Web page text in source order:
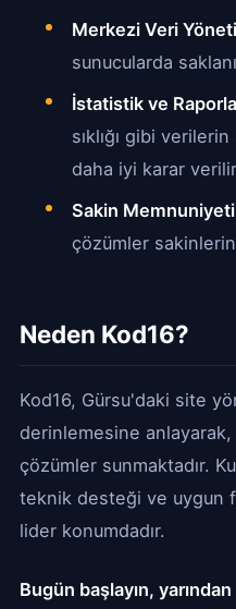
Merkezi Veri
sunucularda
İstatistik ve
sıklığı gibi
daha iyi karar verilir
Sakin
çözümler
Neden Kod16?
Kod16, Gürsu'daki site
derinlemesine
çözümler sunmaktadır.
teknik desteği ve uygun
lider konumdadır.
Bugün başlayın,